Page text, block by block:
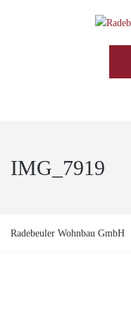
IMG_7919
Radebeuler Wohnbau GmbH